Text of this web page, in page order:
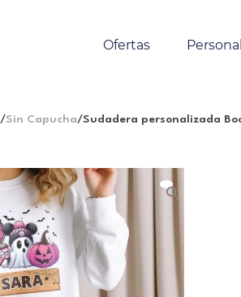
Ofertas
/Sin Capucha/Sudadera personalizada